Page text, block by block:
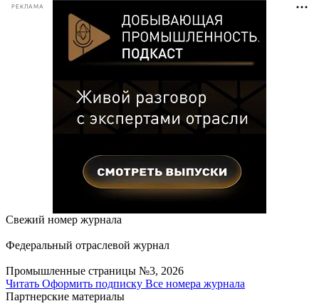
РЕКЛАМА
Свежий номер журнала
Федеральный отраслевой журнал
Промышленные страницы №3, 2026
Читать Оформить подписку Все номера журнала
Партнерские материалы